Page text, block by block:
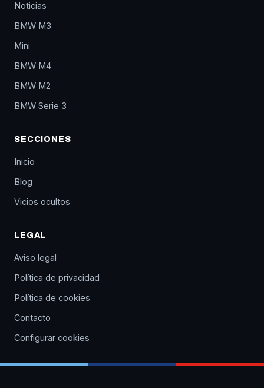
Noticias
BMW M3
Mini
BMW M4
BMW M2
BMW Serie 3
SECCIONES
Inicio
Blog
Vicios ocultos
LEGAL
Aviso legal
Política de privacidad
Política de cookies
Contacto
Configurar cookies